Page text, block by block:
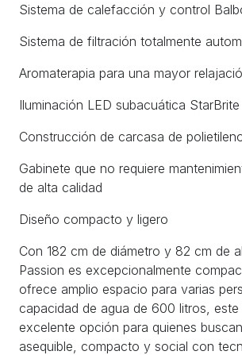
Sistema de calefacción y control
Sistema de filtración totalmente
Aromaterapia para una mayor
Iluminación LED subacuática StarBrite
Construcción de carcasa de
Gabinete que no requiere
de alta calidad
Diseño compacto y ligero
Con 182 cm de diámetro y 82 cm de
Passion es excepcionalmente
ofrece amplio espacio para varias
capacidad de agua de 600 litros,
excelente opción para quienes
asequible, compacto y social con